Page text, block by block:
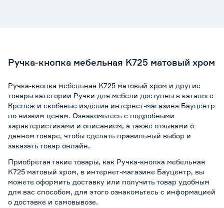
Ручка-кнопка мебельная K725 матовый хром
Ручка-кнопка мебельная K725 матовый хром и другие
товары категории Ручки для мебели доступны в каталоге
Крепеж и скобяные изделия интернет-магазина Бауцентр
по низким ценам. Ознакомьтесь с подробными
характеристиками и описанием, а также отзывами о
данном товаре, чтобы сделать правильный выбор и
заказать товар онлайн.
Приобретая такие товары, как Ручка-кнопка мебельная
K725 матовый хром, в интернет-магазине Бауцентр, вы
можете оформить доставку или получить товар удобным
для вас способом, для этого ознакомьтесь с информацией
о доставке и самовывозе.